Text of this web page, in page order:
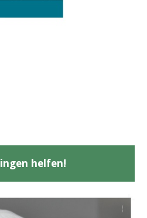
helfen!